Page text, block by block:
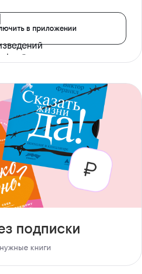
в приложении
подписки
книги